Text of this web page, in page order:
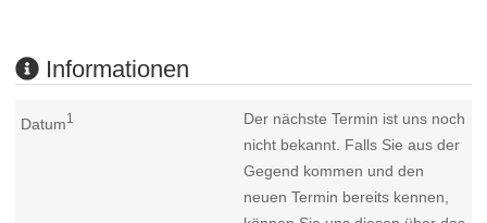
Informationen
Datum1
Der nächste Termin ist uns noch
nicht bekannt. Falls Sie aus der
Gegend kommen und den
neuen Termin bereits kennen,